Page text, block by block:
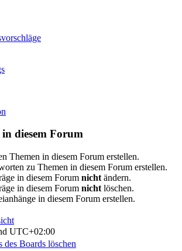
diesem Forum
Themen in diesem Forum erstellen.
zu Themen in diesem Forum erstellen.
in diesem Forum nicht ändern.
in diesem Forum nicht löschen.
in diesem Forum erstellen.
UTC+02:00
des Boards löschen